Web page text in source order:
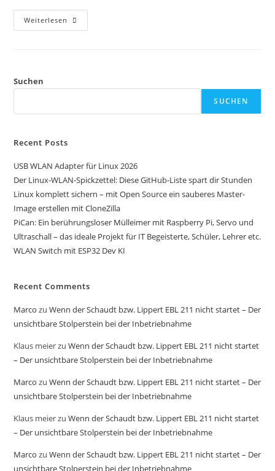
Weiterlesen Windows
11
Hol
Alte
Suchen
SUCHEN
Recent Posts
USB WLAN Adapter für Linux 2026
Der Linux-WLAN-Spickzettel: Diese GitHub-Liste spart dir Stunden
Linux komplett sichern – mit Open Source ein sauberes Master-
Image erstellen mit CloneZilla
PiCan: Ein berührungsloser Mülleimer mit Raspberry Pi, Servo und
Ultraschall – das ideale Projekt für IT Begeisterte, Schüler, Lehrer etc.
WLAN Switch mit ESP32 Dev KI
Recent Comments
Marco zuWenn der Schaudt bzw. Lippert EBL 211 nicht startet – Der
unsichtbare Stolperstein bei der Inbetriebnahme
Klaus meierzuWenn der Schaudt bzw. Lippert EBL 211 nicht startet
– Der unsichtbare Stolperstein bei der Inbetriebnahme
Marco zuWenn der Schaudt bzw. Lippert EBL 211 nicht startet – Der
unsichtbare Stolperstein bei der Inbetriebnahme
Klaus meierzuWenn der Schaudt bzw. Lippert EBL 211 nicht startet
– Der unsichtbare Stolperstein bei der Inbetriebnahme
Marco zuWenn der Schaudt bzw. Lippert EBL 211 nicht startet – Der
unsichtbare Stolperstein bei der Inbetriebnahme